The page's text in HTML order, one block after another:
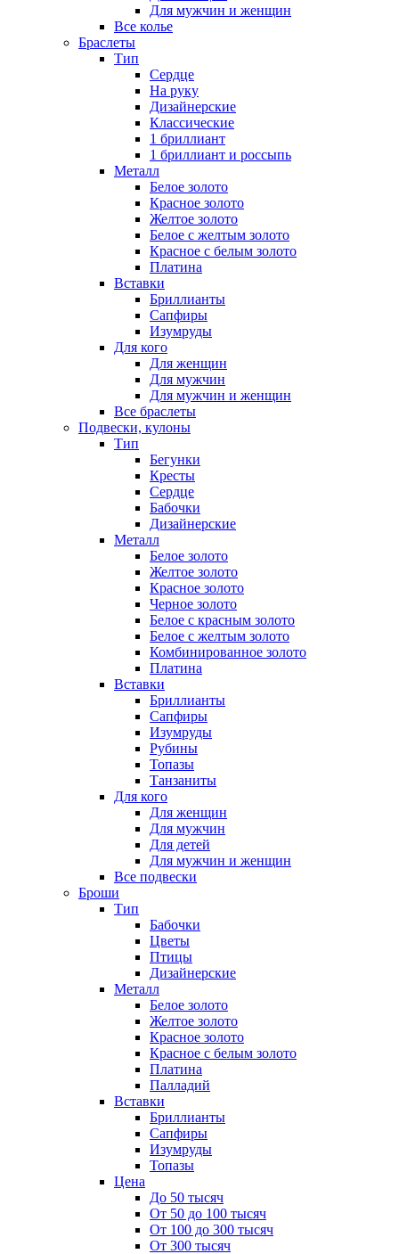
Для мужчин и женщин
Все колье
Браслеты
Тип
Сердце
На руку
Дизайнерские
Классические
1 бриллиант
1 бриллиант и россыпь
Металл
Белое золото
Красное золото
Желтое золото
Белое с желтым золото
Красное с белым золото
Платина
Вставки
Бриллианты
Сапфиры
Изумруды
Для кого
Для женщин
Для мужчин
Для мужчин и женщин
Все браслеты
Подвески, кулоны
Тип
Бегунки
Кресты
Сердце
Бабочки
Дизайнерские
Металл
Белое золото
Желтое золото
Красное золото
Черное золото
Белое с красным золото
Белое с желтым золото
Комбинированное золото
Платина
Вставки
Бриллианты
Сапфиры
Изумруды
Рубины
Топазы
Танзаниты
Для кого
Для женщин
Для мужчин
Для детей
Для мужчин и женщин
Все подвески
Броши
Тип
Бабочки
Цветы
Птицы
Дизайнерские
Металл
Белое золото
Желтое золото
Красное золото
Красное с белым золото
Платина
Палладий
Вставки
Бриллианты
Сапфиры
Изумруды
Топазы
Цена
До 50 тысяч
От 50 до 100 тысяч
От 100 до 300 тысяч
От 300 тысяч